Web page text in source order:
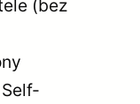
(bez
Self-